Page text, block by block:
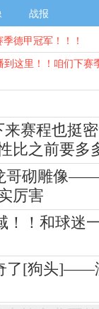
战报
德甲冠军！！！
这里！！咱们下赛
来赛程也挺
比之前要多
哥砌雕像
厉害
！！和球迷
了[狗头]——